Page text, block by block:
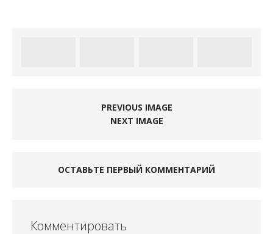
PREVIOUS IMAGE
NEXT IMAGE
ОСТАВЬТЕ ПЕРВЫЙ КОММЕНТАРИЙ
Комментировать